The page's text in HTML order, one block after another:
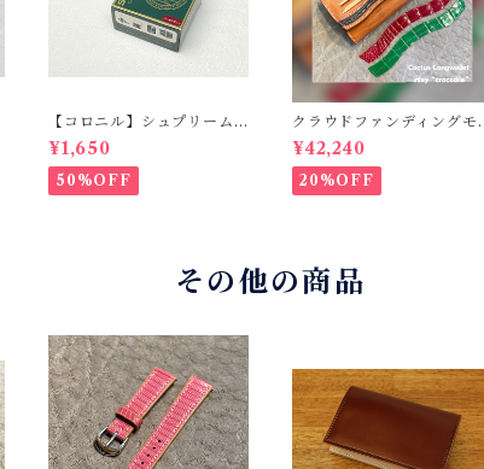
【コロニル】シュプリーム
クリームDX バーガンディ
¥1,650
50%OFF
クラウドファンディングモ
デル！Cactus・カクタス
ロングウォレット（CWBL-
03）インレイ・クロコダイ
ル × イタリアンショルダー
¥42,240
20%OFF
その他の商品